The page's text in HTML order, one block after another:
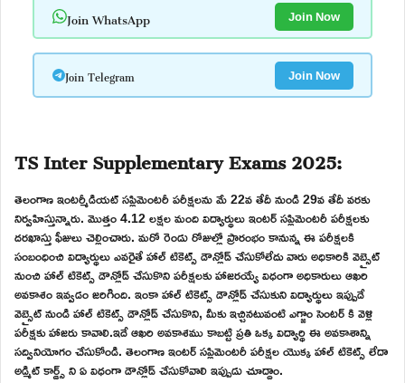
Join WhatsApp Join Now
Join Telegram Join Now
TS Inter Supplementary Exams 2025:
తెలంగాణ ఇంటర్మీడియట్ సప్లిమెంటరీ పరీక్షలను మే 22వ తేదీ నుండి 29వ తేదీ వరకు
నిర్వహిస్తున్నారు. మొత్తం 4.12 లక్షల మంది విద్యార్థులు ఇంటర్ సప్లిమెంటరీ పరీక్షలకు
దరఖాస్తు ఫీజులు చెల్లించారు. మరో రెండు రోజుల్లో ప్రారంభం కానున్న ఈ పరీక్షలకి
సంబంధించి విద్యార్థులు ఎవరైతే హాల్ టికెట్స్ డౌన్లోడ్ చేసుకోలేదు వారు అధికారికి వెబ్సైట్
నుంచి హాల్ టికెట్స్ డౌన్లోడ్ చేసుకొని పరీక్షలకు హాజరయ్యే విధంగా అధికారులు ఆఖరి
అవకాశం ఇవ్వడం జరిగింది. ఇంకా హాల్ టికెట్స్ డౌన్లోడ్ చేసుకుని విద్యార్థులు ఇప్పుడే
వెబ్సైట్ నుండి హాల్ టికెట్స్ డౌన్లోడ్ చేసుకొని, మీకు ఇచ్చినటువంటి ఎగ్జాం సెంటర్ కి వెళ్లి
పరీక్షకు హాజరు కావాలి.ఇదే ఆఖరి అవకాశము కాబట్టి ప్రతి ఒక్క విద్యార్థి ఈ అవకాశాన్ని
సద్వినియోగం చేసుకోండి. తెలంగాణ ఇంటర్ సప్లిమెంటరీ పరీక్షల యొక్క హాల్ టికెట్స్ లేదా
అడ్మిట్ కార్డ్స్ ని ఏ విధంగా డౌన్లోడ్ చేసుకోవాలి ఇప్పుడు చూద్దాం.